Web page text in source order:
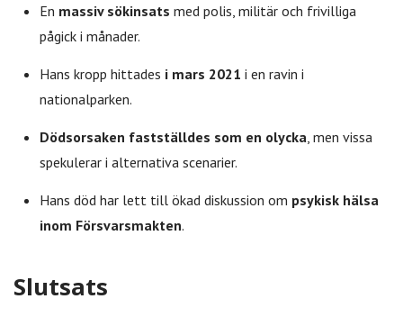
En massiv sökinsats med polis, militär och frivilliga
pågick i månader.
Hans kropp hittades i mars 2021 i en ravin i
nationalparken.
Dödsorsaken fastställdes som en olycka , men vissa
spekulerar i alternativa scenarier.
Hans död har lett till ökad diskussion om psykisk hälsa
inom Försvarsmakten.
Slutsats